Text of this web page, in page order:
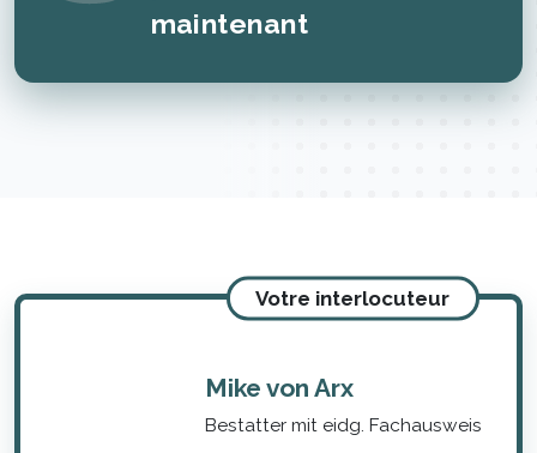
maintenant
Votre interlocuteur
Mike von Arx
Bestatter mit eidg. Fachausweis